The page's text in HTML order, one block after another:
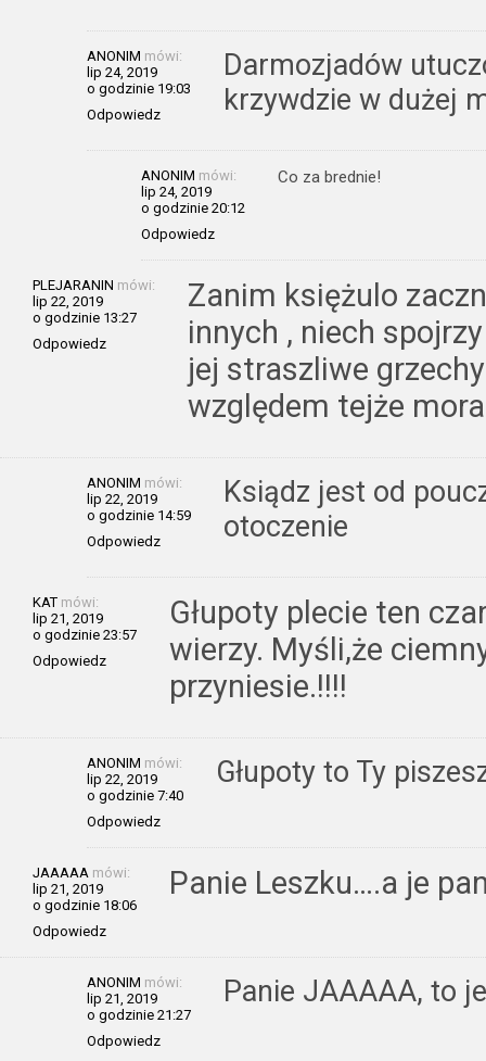
ANONIM mówi:
lip 24, 2019
o godzinie 19:03
Odpowiedz
Darmozjadów
krzywdzie w dużej
ANONIM mówi:
lip 24, 2019
o godzinie 20:12
Odpowiedz
Co za brednie!
PLEJARANIN mówi:
lip 22, 2019
o godzinie 13:27
Odpowiedz
Zanim księżulo
innych , niech
jej straszliwe
względem tejże
ANONIM mówi:
lip 22, 2019
o godzinie 14:59
Odpowiedz
Ksiądz jest od
otoczenie
KAT mówi:
lip 21, 2019
o godzinie 23:57
Odpowiedz
Głupoty plecie ten
wierzy. Myśli,że
przyniesie.!!!!
ANONIM mówi:
lip 22, 2019
o godzinie 7:40
Odpowiedz
Głupoty to Ty
JAAAAA mówi:
lip 21, 2019
o godzinie 18:06
Odpowiedz
Panie Leszku….a je
ANONIM mówi:
lip 21, 2019
o godzinie 21:27
Odpowiedz
Panie JAAAAA, to